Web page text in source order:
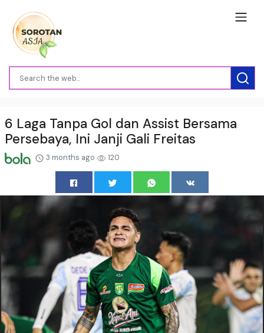
6 Laga Tanpa Gol dan Assist Bersama
Persebaya, Ini Janji Gali Freitas
3 months ago 120